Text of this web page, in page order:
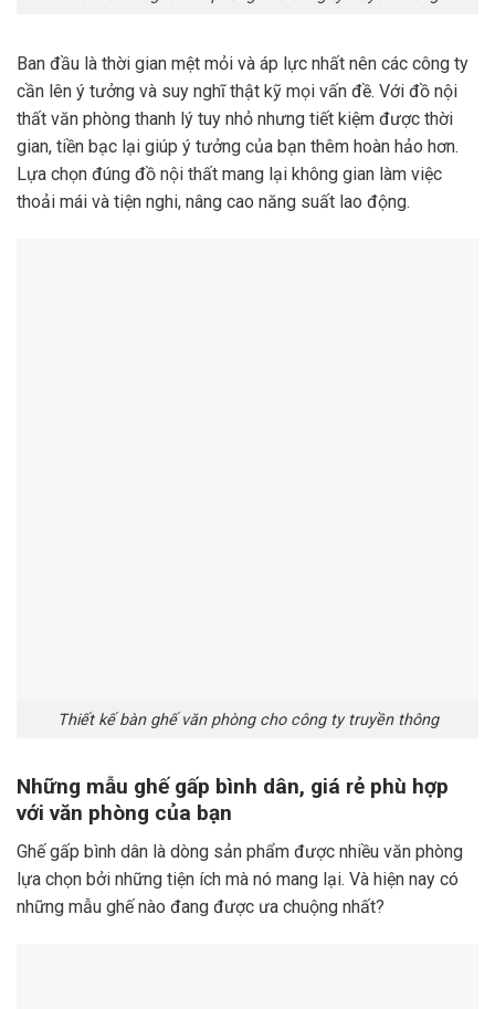
Ban đầu là thời gian mệt mỏi và áp lực nhất nên các công ty
cần lên ý tưởng và suy nghĩ thật kỹ mọi vấn đề. Với đồ nội
thất văn phòng thanh lý tuy nhỏ nhưng tiết kiệm được thời
gian, tiền bạc lại giúp ý tưởng của bạn thêm hoàn hảo hơn.
Lựa chọn đúng đồ nội thất mang lại không gian làm việc
thoải mái và tiện nghi, nâng cao năng suất lao động.
Thiết kế bàn ghế văn phòng cho công ty truyền thông
Những mẫu ghế gấp bình dân, giá rẻ phù hợp
với văn phòng của bạn
Ghế gấp bình dân là dòng sản phẩm được nhiều văn phòng
lựa chọn bởi những tiện ích mà nó mang lại. Và hiện nay có
những mẫu ghế nào đang được ưa chuộng nhất?